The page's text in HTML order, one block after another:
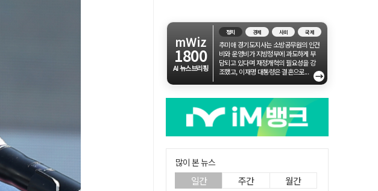
mWiz
1800
AI 뉴스브리핑
정치 경제 사회 국제
추미애 경기도지사는 소방공무원의 인건
비와 운영비가 지방정부에 과도하게 부
담되고 있다며 재정개혁의 필요성을 강
조했고, 이재명 대통령은 결혼으로...
→
많이 본 뉴스
일간 주간 월간